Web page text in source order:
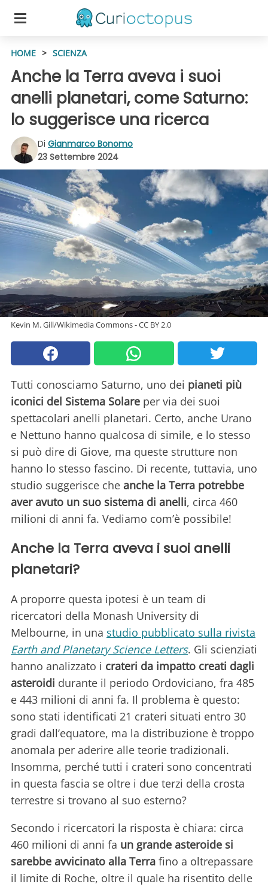
HOME > SCIENZA
Anche la Terra aveva i suoi
anelli planetari, come Saturno:
lo suggerisce una ricerca
Di Gianmarco Bonomo
23 Settembre 2024
Kevin M. Gill/Wikimedia Commons - CC BY 2.0
Tutti conosciamo Saturno, uno dei pianeti più
iconici del Sistema Solare per via dei suoi
spettacolari anelli planetari. Certo, anche Urano
e Nettuno hanno qualcosa di simile, e lo stesso
si può dire di Giove, ma queste strutture non
hanno lo stesso fascino. Di recente, tuttavia, uno
studio suggerisce che anche la Terra potrebbe
aver avuto un suo sistema di anelli, circa 460
milioni di anni fa. Vediamo com’è possibile!
Anche la Terra aveva i suoi anelli
planetari?
A proporre questa ipotesi è un team di
ricercatori della Monash University di
Melbourne, in una studio pubblicato sulla rivista
Earth and Planetary Science Letters. Gli scienziati
hanno analizzato i crateri da impatto creati dagli
asteroidi durante il periodo Ordoviciano, fra 485
e 443 milioni di anni fa. Il problema è questo:
sono stati identificati 21 crateri situati entro 30
gradi dall’equatore, ma la distribuzione è troppo
anomala per aderire alle teorie tradizionali.
Insomma, perché tutti i crateri sono concentrati
in questa fascia se oltre i due terzi della crosta
terrestre si trovano al suo esterno?
Secondo i ricercatori la risposta è chiara: circa
460 milioni di anni fa un grande asteroide si
sarebbe avvicinato alla Terra fino a oltrepassare
il limite di Roche, oltre il quale ha risentito delle